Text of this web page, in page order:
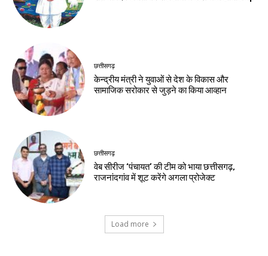
छत्तीसगढ़
केन्द्रीय मंत्री ने युवाओं से देश के विकास और
सामाजिक सरोकार से जुड़ने का किया आव्हान
छत्तीसगढ़
वेब सीरीज ‘पंचायत’ की टीम को भाया छत्तीसगढ़,
राजनांदगांव में शूट करेंगे अगला प्रोजेक्ट
Load more